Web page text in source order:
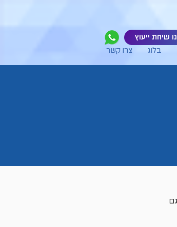
שיחת ייעוץ
בלוג צרו קשר